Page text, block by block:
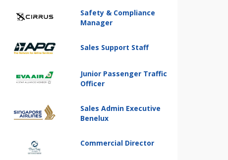
Safety & Compliance
Manager
Sales Support Staff
Junior Passenger Traffic
Officer
Sales Admin Executive
Benelux
Commercial Director